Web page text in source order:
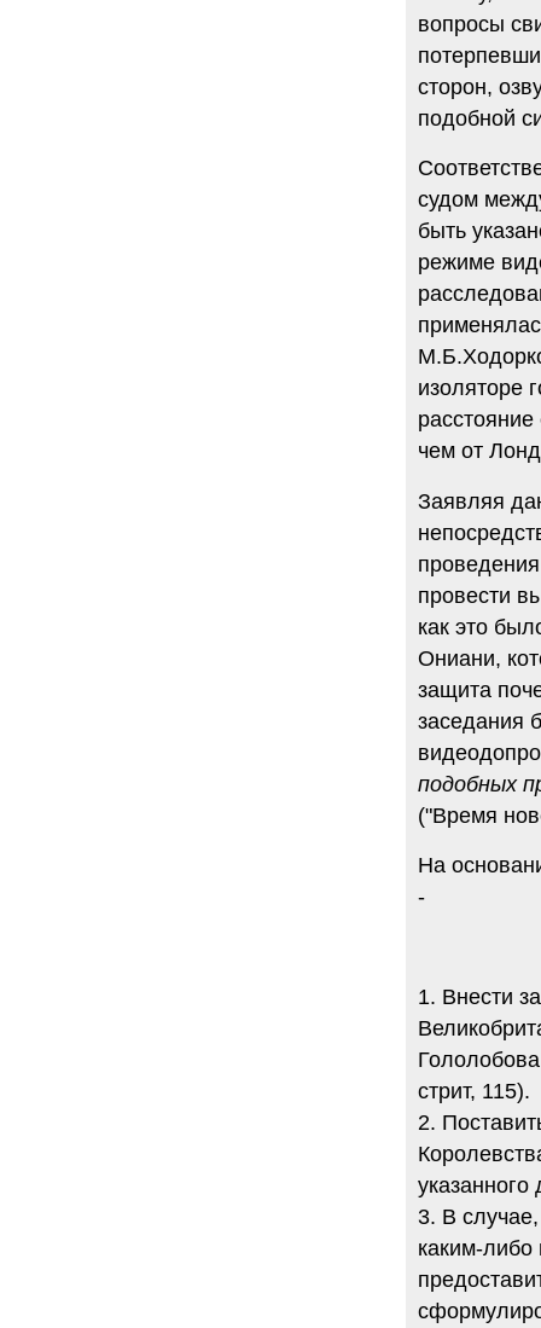
вопросы
сторон,
подобной
судом
быть
режиме
изоляторе
чем от
Заявляя
провести
как это
Ониани,
защита
заседания
подобных
("Время
На
-
1. Внести
стрит, 115).
2.
3. В
каким-